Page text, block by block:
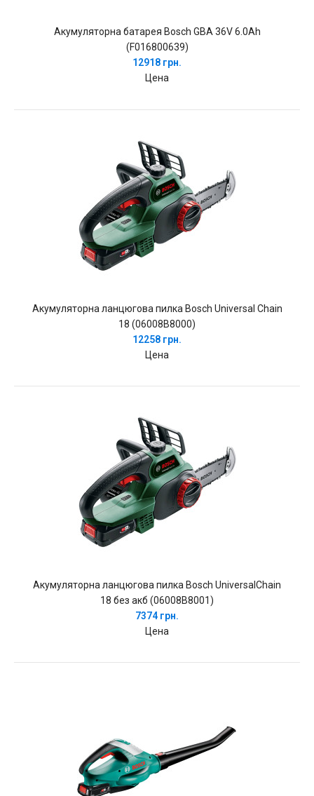
Акумуляторна батарея Bosch GBA 36V 6.0Ah
(F016800639)
12918 грн.
Цена
Акумуляторна ланцюгова пилка Bosch Universal Chain
18 (06008B8000)
12258 грн.
Цена
Акумуляторна ланцюгова пилка Bosch UniversalChain
18 без акб (06008B8001)
7374 грн.
Цена